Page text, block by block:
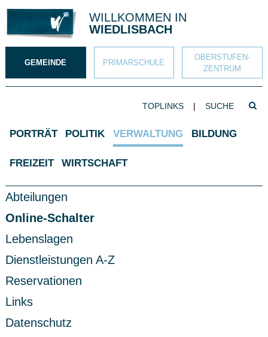
Direkt zum Inhalt springen
WILLKOMMEN IN
WIEDLISBACH
GEMEINDE PRIMAR­SCHULE
OBERSTUFEN­
ZENTRUM
SUCHBEGRIFF
TOPLINKS |
Hauptnavigation
PORTRÄT POLITIK VERWALTUNG BILDUNG
FREIZEIT WIRTSCHAFT
Subnavigation
Abteilungen
Online-Schalter
Lebenslagen
Dienstleistungen A-Z
Reservationen
Links
Datenschutz